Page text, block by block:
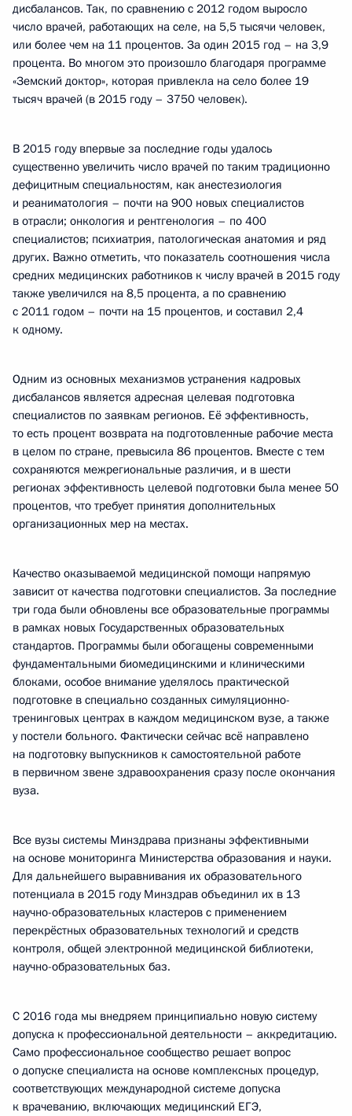
дисбалансов. Так, по сравнению с 2012 годом выросло
число врачей, работающих на селе, на 5,5 тысячи человек,
или более чем на 11 процентов. За один 2015 год – на 3,9
процента. Во многом это произошло благодаря программе
«Земский доктор», которая привлекла на село более 19
тысяч врачей (в 2015 году – 3750 человек).
В 2015 году впервые за последние годы удалось
существенно увеличить число врачей по таким традиционно
дефицитным специальностям, как анестезиология
и реаниматология – почти на 900 новых специалистов
в отрасли; онкология и рентгенология – по 400
специалистов; психиатрия, патологическая анатомия и ряд
других. Важно отметить, что показатель соотношения числа
средних медицинских работников к числу врачей в 2015 году
также увеличился на 8,5 процента, а по сравнению
с 2011 годом – почти на 15 процентов, и составил 2,4
к одному.
Одним из основных механизмов устранения кадровых
дисбалансов является адресная целевая подготовка
специалистов по заявкам регионов. Её эффективность,
то есть процент возврата на подготовленные рабочие места
в целом по стране, превысила 86 процентов. Вместе с тем
сохраняются межрегиональные различия, и в шести
регионах эффективность целевой подготовки была менее 50
процентов, что требует принятия дополнительных
организационных мер на местах.
Качество оказываемой медицинской помощи напрямую
зависит от качества подготовки специалистов. За последние
три года были обновлены все образовательные программы
в рамках новых Государственных образовательных
стандартов. Программы были обогащены современными
фундаментальными биомедицинскими и клиническими
блоками, особое внимание уделялось практической
подготовке в специально созданных симуляционно-
тренинговых центрах в каждом медицинском вузе, а также
у постели больного. Фактически сейчас всё направлено
на подготовку выпускников к самостоятельной работе
в первичном звене здравоохранения сразу после окончания
вуза.
Все вузы системы Минздрава признаны эффективными
на основе мониторинга Министерства образования и науки.
Для дальнейшего выравнивания их образовательного
потенциала в 2015 году Минздрав объединил их в 13
научно-образовательных кластеров с применением
перекрёстных образовательных технологий и средств
контроля, общей электронной медицинской библиотеки,
научно-образовательных баз.
С 2016 года мы внедряем принципиально новую систему
допуска к профессиональной деятельности – аккредитацию.
Само профессиональное сообщество решает вопрос
о допуске специалиста на основе комплексных процедур,
соответствующих международной системе допуска
к врачеванию, включающих медицинский ЕГЭ,